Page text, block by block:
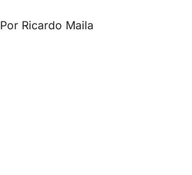
Por Ricardo Maila